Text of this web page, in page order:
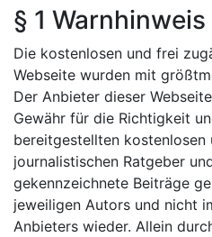
§ 1
Die kostenlosen und frei
Webseite wurden mit
Der Anbieter dieser
Gewähr für die Richtigkeit
bereitgestellten
journalistischen Ratgeber
gekennzeichnete Beiträge
jeweiligen Autors und nicht
Anbieters wieder. Allein